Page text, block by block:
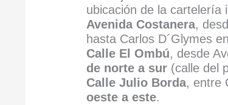
ubicación de la cartelería
Avenida Costanera,
hasta Carlos D´Glymes en
Calle El Ombú, desde
de norte a sur (calle del
Calle Julio Borda, entre
oeste a este.